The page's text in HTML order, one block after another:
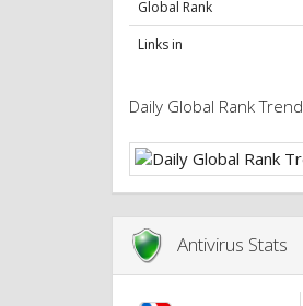
Global Rank
Links in
Daily Global Rank Trend
Antivirus Stats